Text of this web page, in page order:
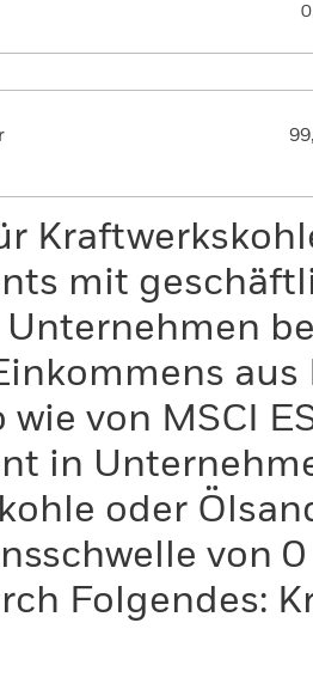
mit
wie von MSCI
in
oder
von
Folgendes: